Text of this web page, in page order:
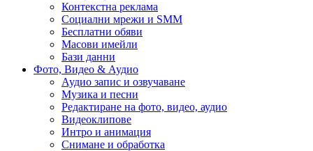
Контекстна реклама
Социални мрежи и SMM
Бесплатни обяви
Масови имейли
Бази данни
Фото, Видео & Аудио
Аудио запис и озвучаване
Музика и песни
Редактиране на фото, видео, аудио
Видеоклипове
Интро и анимация
Снимане и обработка